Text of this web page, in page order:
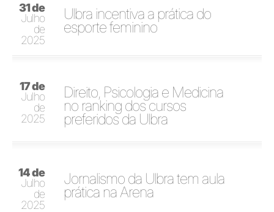
31 de
Julho
de
2025
Ulbra incentiva a prática do
esporte feminino
17 de
Julho
de
2025
Direito, Psicologia e Medicina
no ranking dos cursos
preferidos da Ulbra
14 de
Julho
de
2025
Jornalismo da Ulbra tem aula
prática na Arena